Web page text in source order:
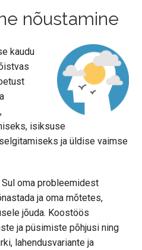
nõustamine
kaudu
isiksuse
ja üldise vaimse
oma probleemidest
ja oma mõtetes,
jõuda. Koostöös
ja püsimiste põhjusi ning
lahendusvariante ja